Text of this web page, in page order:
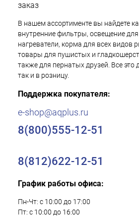
заказ
В нашем ассортименте вы найдете
внутренние фильтры, освещение
нагреватели, корма для всех видов
товары для пушистых и
также для пернатых друзей. Все это
так и в розницу.
Поддержка покупателя:
e-shop@aqplus.ru
8(800)555-12-51
8(812)622-12-51
График работы офиса:
Пн-Чт: с 10:00 до 17:00
Пт: с 10:00 до 16:00